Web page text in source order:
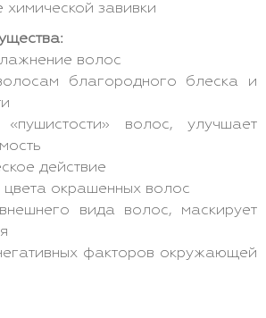
химической завивки
волос
благородного блеска и
«пушистости» волос, улучшает
действие
окрашенных волос
вида волос, маскирует
факторов окружающей